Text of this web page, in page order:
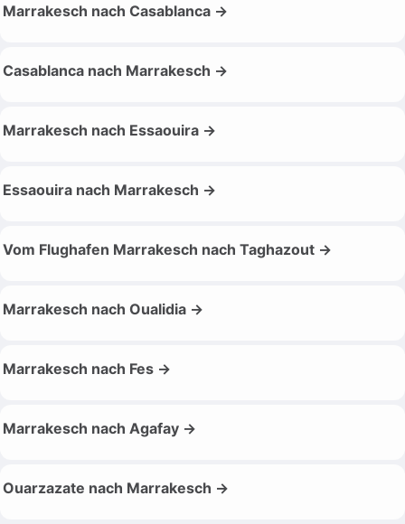
Marrakesch nach Casablanca →
Casablanca nach Marrakesch →
Marrakesch nach Essaouira →
Essaouira nach Marrakesch →
Vom Flughafen Marrakesch nach Taghazout →
Marrakesch nach Oualidia →
Marrakesch nach Fes →
Marrakesch nach Agafay →
Ouarzazate nach Marrakesch →